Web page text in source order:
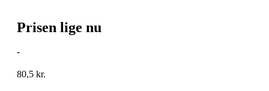
Prisen lige nu
-
80,5 kr.